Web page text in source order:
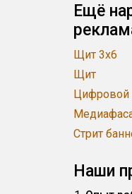
Ещё
Щит 3x6
Щит
Цифровой
Стрит
Наши